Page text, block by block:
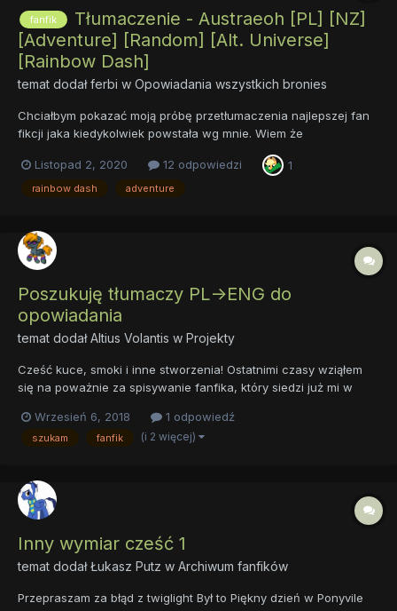
fanfik
Tłumaczenie - Austraeoh [PL] [NZ]
[Adventure] [Random] [Alt. Universe]
[Rainbow Dash]
temat dodałferbi w Opowiadania wszystkich bronies
Chciałbym pokazać moją próbę przetłumaczenia najlepszej fan
fikcji jaka kiedykolwiek powstała wg mnie. Wiem że
jest nieskończona) ale chciałbym chociaż spróbować pierwszą
księge. będe updateował ten post z każdym kolejnym
Listopad 2, 2020 12 odpowiedzi 1
rainbow dash adventure
Poszukuję tłumaczy PL->ENG do
opowiadania
temat dodałAltius Volantis w Projekty
Cześć kuce, smoki i inne stworzenia! Ostatnimi czasy wziąłem
się na poważnie za spisywanie fanfika, który siedzi już mi w
a sam niestety słabo piszę po angielsku, szukam dobrych
duszyczek, które pomogłyby mi z ogarnięciem tego tem...
Wrzesień 6, 2018 1 odpowiedź
szukam fanfik (i 2 więcej)
Inny wymiar cześć 1
temat dodałŁukasz Putz w Archiwum fanfików
Przepraszam za błąd z twiglight Był to Piękny dzień w Ponyvile